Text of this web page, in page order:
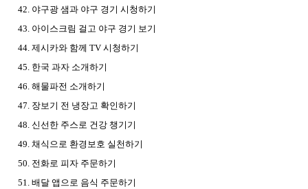
42. 야구광 샘과 야구 경기 시청하기
43. 아이스크림 걸고 야구 경기 보기
44. 제시카와 함께 TV 시청하기
45. 한국 과자 소개하기
46. 해물파전 소개하기
47. 장보기 전 냉장고 확인하기
48. 신선한 주스로 건강 챙기기
49. 채식으로 환경보호 실천하기
50. 전화로 피자 주문하기
51. 배달 앱으로 음식 주문하기